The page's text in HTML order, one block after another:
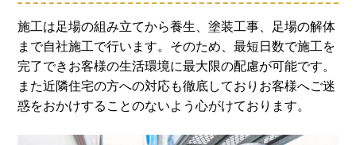
施工は足場の組み立てから養生、塗装工事、足場の解体
まで自社施工で行います。そのため、最短日数で施工を
完了できお客様の生活環境に最大限の配慮が可能です。
また近隣住宅の方への対応も徹底しておりお客様へご迷
惑をおかけすることのないよう心がけております。